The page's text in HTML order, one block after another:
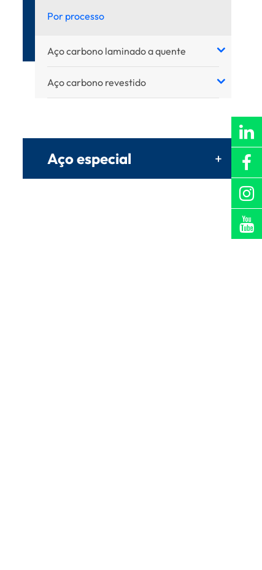
Por processo
Aço carbono laminado a quente
Aço carbono revestido
Aço especial +